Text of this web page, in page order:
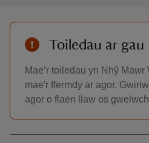
Toiledau ar gau
Mae’r toiledau yn Nhŷ
mae'r ffermdy ar agor.
agor o flaen llaw os